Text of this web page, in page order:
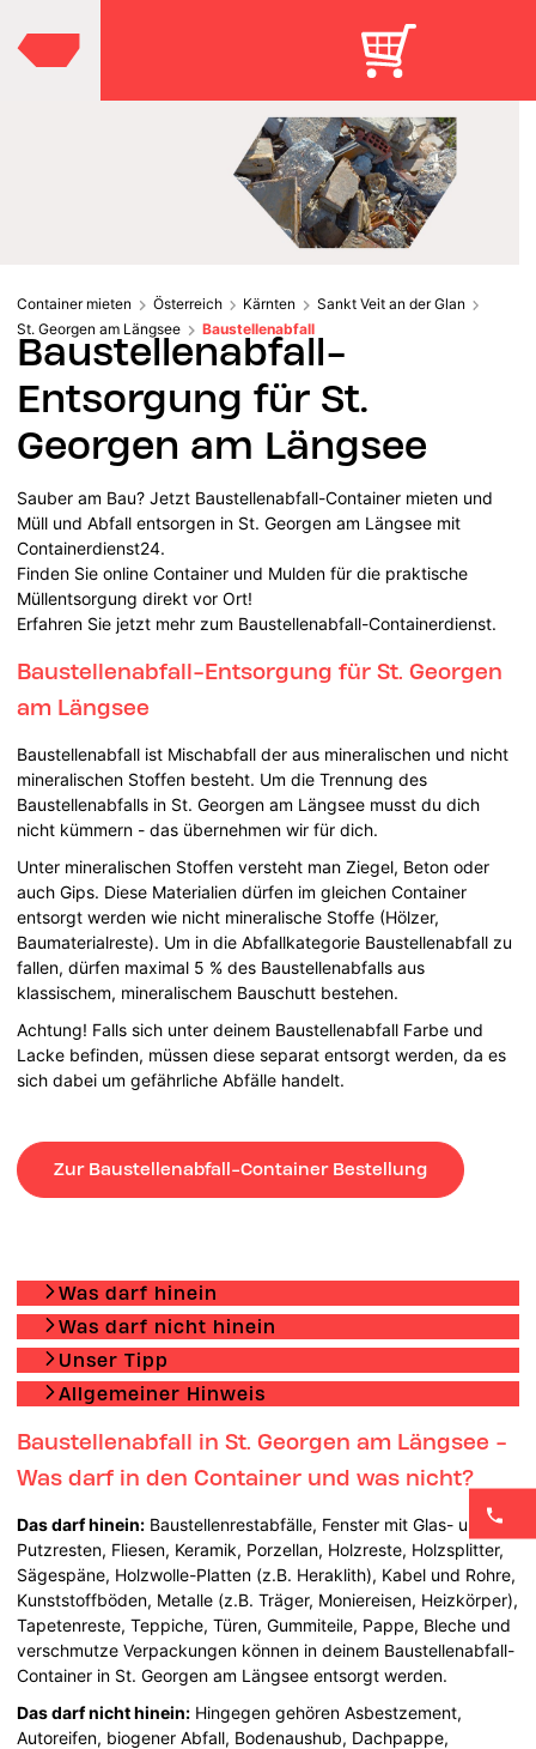
Container mieten Österreich Kärnten
Sankt Veit an der Glan
St. Georgen am Längsee
Baustellenabfall
Baustellenabfall-
Entsorgung für St.
Georgen am Längsee
Sauber am Bau? Jetzt Baustellenabfall-Container mieten und
Müll und Abfall entsorgen in St. Georgen am Längsee mit
Containerdienst24.
Finden Sie online Container und Mulden für die praktische
Müllentsorgung direkt vor Ort!
Erfahren Sie jetzt mehr zum Baustellenabfall-Containerdienst.
Baustellenabfall-Entsorgung für St. Georgen
am Längsee
Baustellenabfall ist Mischabfall der aus mineralischen und nicht
mineralischen Stoffen besteht. Um die Trennung des
Baustellenabfalls in St. Georgen am Längsee musst du dich
nicht kümmern - das übernehmen wir für dich.
Unter mineralischen Stoffen versteht man Ziegel, Beton oder
auch Gips. Diese Materialien dürfen im gleichen Container
entsorgt werden wie nicht mineralische Stoffe (Hölzer,
Baumaterialreste). Um in die Abfallkategorie Baustellenabfall zu
fallen, dürfen maximal 5 % des Baustellenabfalls aus
klassischem, mineralischem Bauschutt bestehen.
Achtung! Falls sich unter deinem Baustellenabfall Farbe und
Lacke befinden, müssen diese separat entsorgt werden, da es
sich dabei um gefährliche Abfälle handelt.
Zur Baustellenabfall-Container Bestellung
Was darf hinein
Was darf nicht hinein
Unser Tipp
Allgemeiner Hinweis
Baustellenabfall in St. Georgen am Längsee -
Was darf in den Container und was nicht?
Das darf hinein: Baustellenrestabfälle, Fenster mit Glas- und
Putzresten, Fliesen, Keramik, Porzellan, Holzreste, Holzsplitter,
Sägespäne, Holzwolle-Platten (z.B. Heraklith), Kabel und Rohre,
Kunststoffböden, Metalle (z.B. Träger, Moniereisen, Heizkörper),
Tapetenreste, Teppiche, Türen, Gummiteile, Pappe, Bleche und
verschmutze Verpackungen können in deinem Baustellenabfall-
Container in St. Georgen am Längsee entsorgt werden.
Das darf nicht hinein: Hingegen gehören Asbestzement,
Autoreifen, biogener Abfall, Bodenaushub, Dachpappe,